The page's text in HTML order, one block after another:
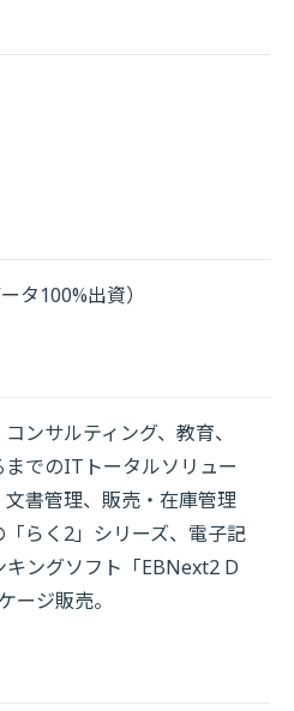
タ100%出資）
ンサルティング、教育、
でのITトータルソリュー
文書管理、販売・在庫管理
らく2」シリーズ、電子記
ングソフト「EBNext2 D
ージ販売。